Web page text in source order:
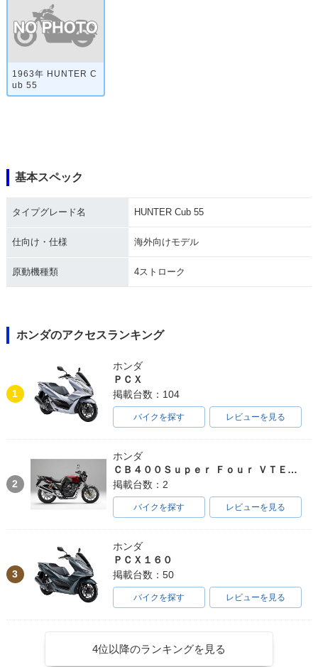
1963年 HUNTER C
ub 55
基本スペック
タイプグレード名 HUNTER Cub 55
仕向け・仕様 海外向けモデル
原動機種類 4ストローク
ホンダのアクセスランキング
1
ホンダ
ＰＣＸ
掲載台数：104
バイクを探す レビューを見る
2
ホンダ
ＣＢ４００Ｓｕｐｅｒ Ｆｏｕｒ ＶＴＥＣ ＳＰＥＣ３
掲載台数：2
バイクを探す レビューを見る
3
ホンダ
ＰＣＸ１６０
掲載台数：50
バイクを探す レビューを見る
4位以降のランキングを見る